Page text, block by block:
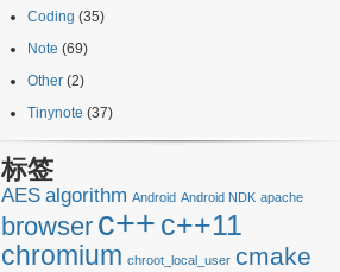
Coding (35)
Note (69)
Other (2)
Tinynote (37)
标签
AES algorithm Android Android NDK apache
browser c++ c++11
chromium chroot_local_user cmake